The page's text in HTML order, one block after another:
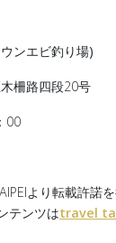
ンエビ釣り場)
柵路四段20号
00
より転載許諾を
テンツはtravel